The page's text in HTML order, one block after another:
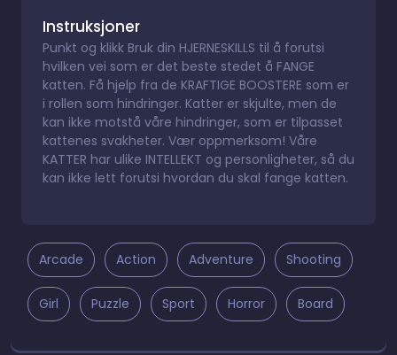
Instruksjoner
Punkt og klikk Bruk din HJERNESKILLS til å forutsi
hvilken vei som er det beste stedet å FANGE
katten. Få hjelp fra de KRAFTIGE BOOSTERE som er
i rollen som hindringer. Katter er skjulte, men de
kan ikke motstå våre hindringer, som er tilpasset
kattenes svakheter. Vær oppmerksom! Våre
KATTER har ulike INTELLEKT og personligheter, så du
kan ikke lett forutsi hvordan du skal fange katten.
Arcade Action Adventure Shooting
Girl Puzzle Sport Horror Board